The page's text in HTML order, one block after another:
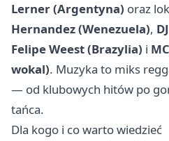
Lerner (Argentyna) oraz
Hernandez (Wenezuela),
Felipe Weest (Brazylia) i
wokal). Muzyka to miks
— od klubowych hitów po
tańca.
Dla kogo i co warto wiedzieć